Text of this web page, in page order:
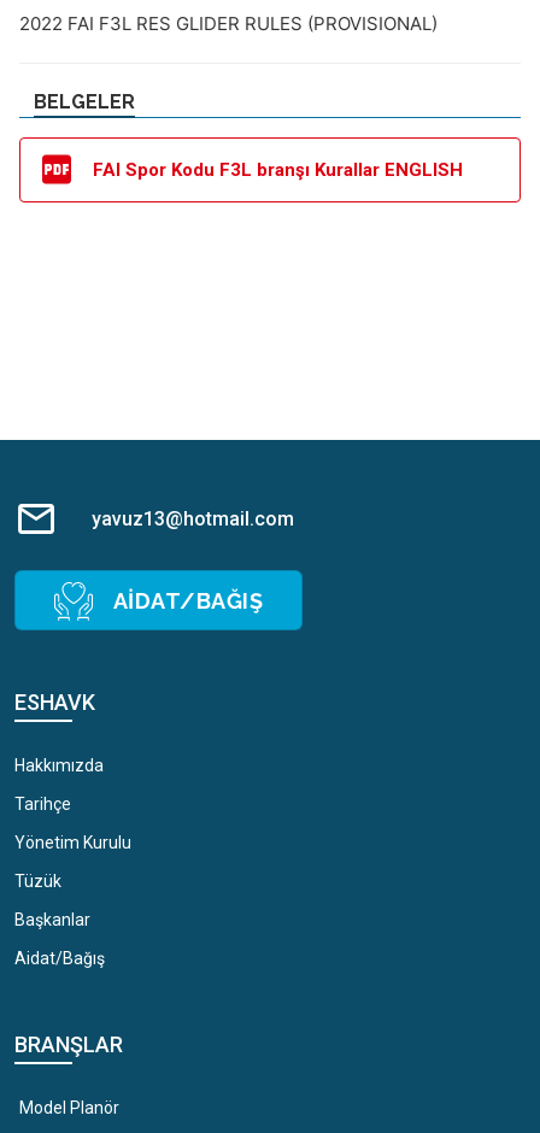
2022 FAI F3L RES GLIDER RULES (PROVISIONAL)
BELGELER
FAI Spor Kodu F3L branşı Kurallar ENGLISH
yavuz13@hotmail.com
AIDAT/BAĞIŞ
ESHAVK
Hakkımızda
Tarihçe
Yönetim Kurulu
Tüzük
Başkanlar
Aidat/Bağış
BRANŞLAR
Model Planör